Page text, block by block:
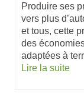
Produire ses
vers plus
et tous, cette
des
adaptées à
Lire la suite